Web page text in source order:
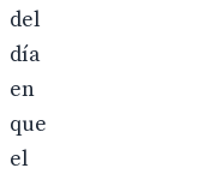
del
día
en
que
el